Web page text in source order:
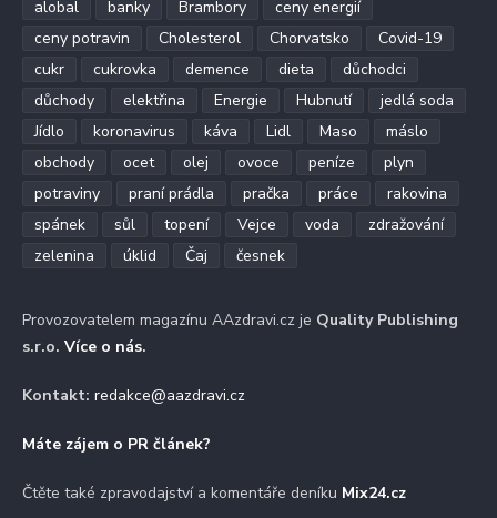
alobal banky Brambory
ceny energií
ceny potravin
Cholesterol Chorvatsko
Covid-19
cukr
cukrovka demence dieta
důchodci
důchody
elektřina Energie Hubnutí
jedlá soda
Jídlo
koronavirus káva Lidl Maso
máslo
obchody
ocet olej ovoce peníze
plyn
potraviny
praní prádla pračka práce
rakovina
spánek
sůl topení Vejce voda
zdražování
zelenina
úklid Čaj česnek
Provozovatelem magazínu AAzdravi.cz je Quality Publishing
s.r.o. Více o nás.
Kontakt: redakce@aazdravi.cz
Máte zájem o PR článek?
Čtěte také zpravodajství a komentáře deníku Mix24.cz